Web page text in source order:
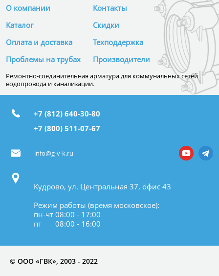
О компании
Каталог
Оплата и доставка
Скидки
Техподдержка
Производители
Проблемы на трубах
Контакты
Ремонтно-соединительная арматура для коммунальных сетей
водопровода и канализации.
+7 (812) 640-30-80
+7 (800) 511-07-67
info@g-v-k.ru
Кудрово, ул. Центральная 37, офис 43
Режим работы (время московское):
пн-чт 08:00 - 17:00
пт 08:00 - 16:00
© ООО «ГВК», 2003 - 2022